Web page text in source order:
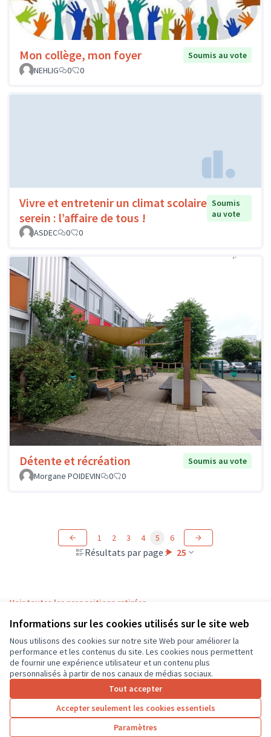
Informations sur les cookies utilisés sur le site web
Nous utilisons des cookies sur notre site Web pour améliorer la
performance et les contenus du site. Les cookies nous permettent
de fournir une expérience utilisateur et un contenu plus
personnalisés à partir de nos canaux de médias sociaux.
Tout accepter
Accepter seulement les cookies essentiels
Paramètres
Mon collège, mon foyer
Soumis au vote
NEHLIG
0 0
Vivre et entretenir un climat scolaire
serein : l’affaire de tous !
Soumis
au vote
ASDEC
0 0
Détente et récréation
Soumis au vote
Morgane POIDEVIN
0 0
Résultats par page : 25
1 2 3 4 5 6
Voir toutes les propositions retirées
Conditions d'utilisation
Paramètres des cookies
CD37 sur X
(Lien externe)
CD37 sur Facebook
CD37 sur Instagram
CD37 sur YouTube
(Lien externe)
Site réalisé grâce aulogiciel libre Decidim .
Licence
(Lien